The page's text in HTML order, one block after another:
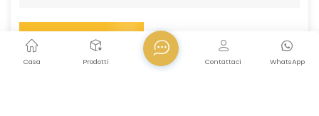
INFORMARSI ORA
Casa Prodotti WhatsApp
Contattaci